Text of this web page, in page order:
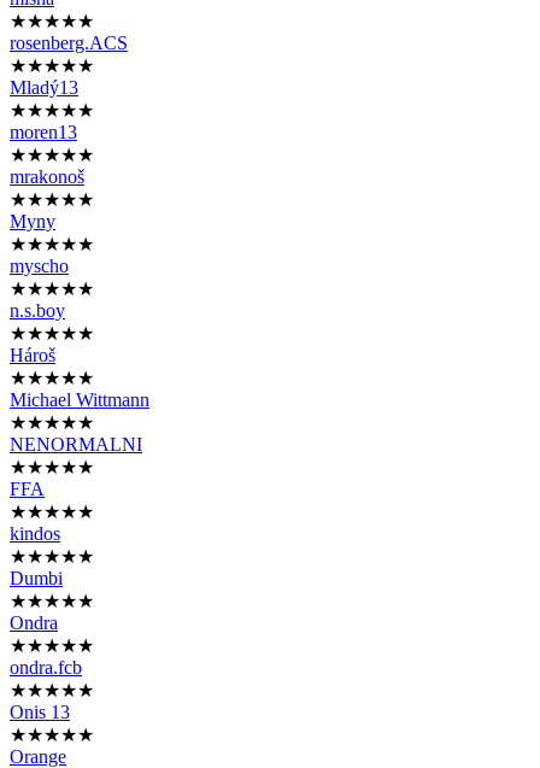
★★★★★
rosenberg.ACS
★★★★★
Mladý13
★★★★★
moren13
★★★★★
mrakonoš
★★★★★
Myny
★★★★★
myscho
★★★★★
n.s.boy
★★★★★
Hároš
★★★★★
Michael Wittmann
★★★★★
NENORMALNI
★★★★★
FFA
★★★★★
kindos
★★★★★
Dumbi
★★★★★
Ondra
★★★★★
ondra.fcb
★★★★★
Onis 13
★★★★★
Orange